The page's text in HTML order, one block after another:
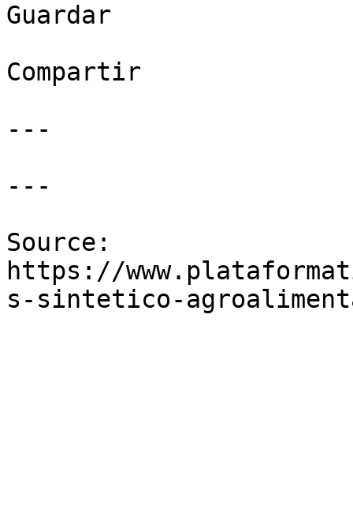
Guardar
Compartir
---
---
Source:
https://